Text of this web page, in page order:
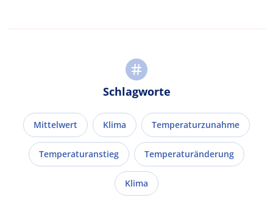
Schlagworte
Mittelwert Klima Temperaturzunahme
Temperaturanstieg Temperaturänderung
Klima